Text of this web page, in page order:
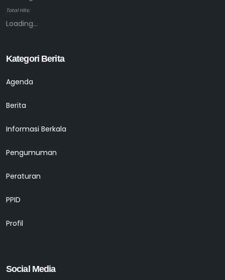
Total Hits:
Loading...
Kategori Berita
Agenda
Berita
Informasi Berkala
Pengumuman
Peraturan
PPID
Profil
Social Media